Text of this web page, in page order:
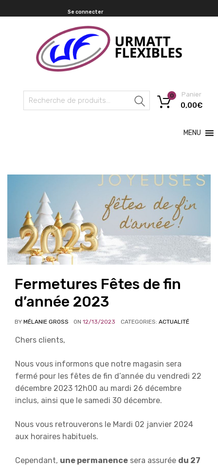
Se connecter
Recherche
Panier
0,00€
0
MENU
Fermetures Fêtes de fin
d’année 2023
BY MÉLANIE GROSS ON 12/13/2023 CATEGORIES: ACTUALITÉ
Chers clients,
Nous vous informons que notre magasin sera
fermé pour les fêtes de fin d’année du vendredi 22
décembre 2023 12h00 au mardi 26 décembre
inclus, ainsi que le samedi 30 décembre.
Nous vous retrouverons le Mardi 02 janvier 2024
aux horaires habituels.
Cependant, une permanence sera assurée du 27